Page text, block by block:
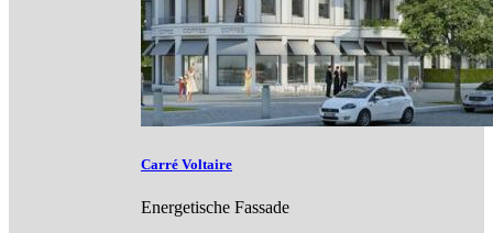
Carré Voltaire
Energetische Fassade